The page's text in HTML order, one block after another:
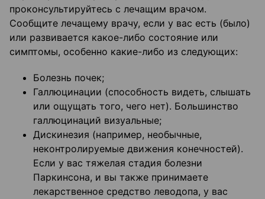
проконсультируйтесь с лечащим врачом.
Сообщите лечащему врачу, если у вас есть (было)
или развивается какое-либо состояние или
симптомы, особенно какие-либо из следующих:
Болезнь почек;
Галлюцинации (способность видеть, слышать
или ощущать того, чего нет). Большинство
галлюцинаций визуальные;
Дискинезия (например, необычные,
неконтролируемые движения конечностей).
Если у вас тяжелая стадия болезни
Паркинсона, и вы также принимаете
лекарственное средство леводопа, у вас